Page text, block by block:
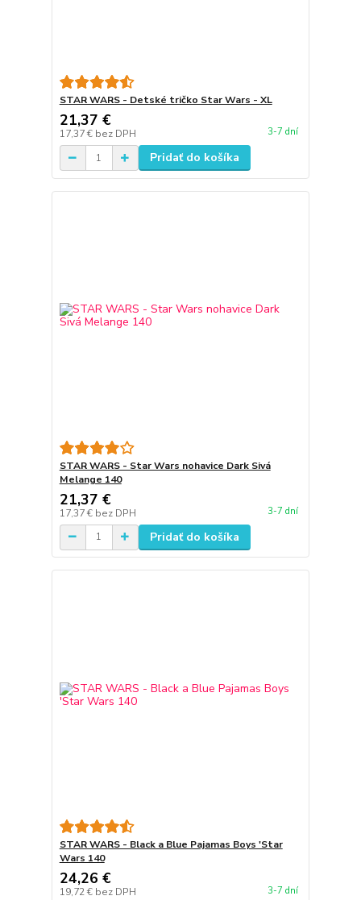
STAR WARS - Detské tričko Star Wars - XL
21,37 €
17,37 € bez DPH 3-7 dní
Pridať do košíka
STAR WARS - Star Wars nohavice Dark Sivá
Melange 140
21,37 €
17,37 € bez DPH 3-7 dní
Pridať do košíka
STAR WARS - Black a Blue Pajamas Boys 'Star
Wars 140
24,26 €
19,72 € bez DPH 3-7 dní